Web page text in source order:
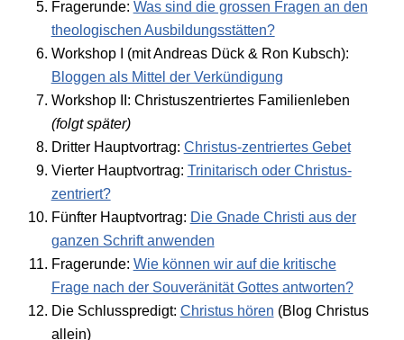
Fragerunde: Was sind die grossen Fragen an den
theologischen Ausbildungsstätten?
Workshop I (mit Andreas Dück & Ron Kubsch):
Bloggen als Mittel der Verkündigung
Workshop II: Christuszentriertes Familienleben
(folgt später)
Dritter Hauptvortrag: Christus-zentriertes Gebet
Vierter Hauptvortrag: Trinitarisch oder Christus-
zentriert?
Fünfter Hauptvortrag: Die Gnade Christi aus der
ganzen Schrift anwenden
Fragerunde: Wie können wir auf die kritische
Frage nach der Souveränität Gottes antworten?
Die Schlusspredigt: Christus hören (Blog Christus
allein)